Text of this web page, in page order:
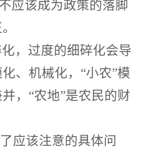
应该成为政策的落脚
，过度的细碎化会导
、机械化，“小农”模
，“农地”是农民的财
应该注意的具体问